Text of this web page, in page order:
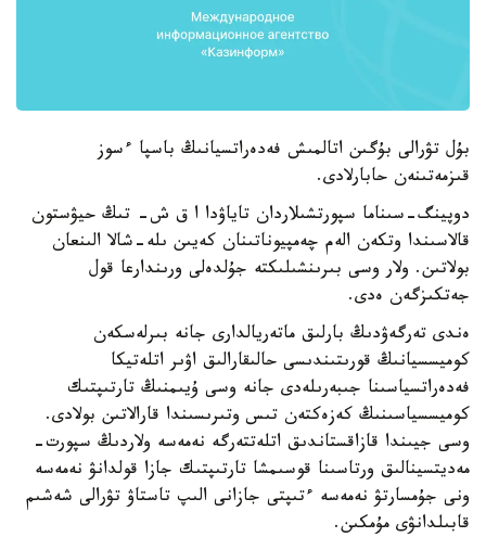
بۇل تۋرالى بۇگىن اتالمىش فەدەراتسيانىڭ باسپا ءسوز
قىزمەتىنەن حابارلادى.
دوپينگ-سىناما سپورتشىلاردان تاياۋدا ا ق ش- تىڭ حيۋستون
قالاسىندا وتكەن الەم چەمپيوناتىنان كەيىن ىلە-شالا الىنعان
بولاتىن. ولار وسى بىرىنشىلىكتە جۇلدەلى ورىندارعا قول
جەتكىزگەن ەدى.
ەندى تەرگەۋدىڭ بارلىق ماتەريالدارى جانە بىرلەسكەن
كوميسسيانىڭ قورىتىندىسى حالىقارالىق اۋىر اتلەتيكا
فەدەراتسياسىنا جىبەرىلەدى جانە وسى ۇيىمنىڭ تارتىپتىك
كوميسسياسىنىڭ كەزەكتەن تىس وتىرىسىندا قارالاتىن بولادى.
وسى جيىندا قازاقستاندىق اتلەتتەرگە نەمەسە ولاردىڭ سپورت-
مەديتسينالىق ورتاسىنا قوسىمشا تارتىپتىك جازا قولدانۋ نەمەسە
ونى جۇمسارتۋ نەمەسە ءتىپتى جازانى الىپ تاستاۋ تۋرالى شەشىم
قابىلدانۋى مۇمكىن.